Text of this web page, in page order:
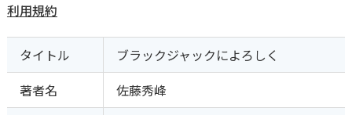
利用規約
タイトル
ブラックジャックによろしく
著者名
佐藤秀峰